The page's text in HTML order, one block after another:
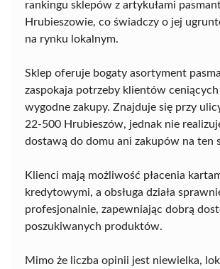
rankingu sklepów z artykułami
Hrubieszowie, co świadczy o jej
na rynku lokalnym.
Sklep oferuje bogaty asortyment
zaspokaja potrzeby klientów ceniących
wygodne zakupy. Znajduje się przy
22-500 Hrubieszów, jednak nie
dostawą do domu ani zakupów na ten
Klienci mają możliwość płacenia
kredytowymi, a obsługa działa
profesjonalnie, zapewniając dobrą
poszukiwanych produktów.
Mimo że liczba opinii jest niewielka,